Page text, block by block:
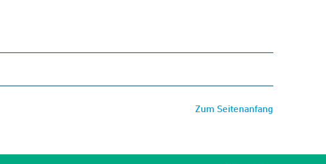
Zum Seitenanfang